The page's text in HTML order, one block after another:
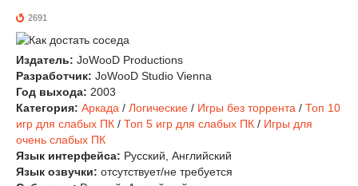
2691
Издатель: JoWooD Productions
Разработчик: JoWooD Studio Vienna
Год выхода: 2003
Категория: Аркада / Логические / Игры без торрента / Топ 10
игр для слабых ПК / Топ 5 игр для слабых ПК / Игры для
очень слабых ПК
Язык интерфейса: Русский, Английский
Язык озвучки: отсутствует/не требуется